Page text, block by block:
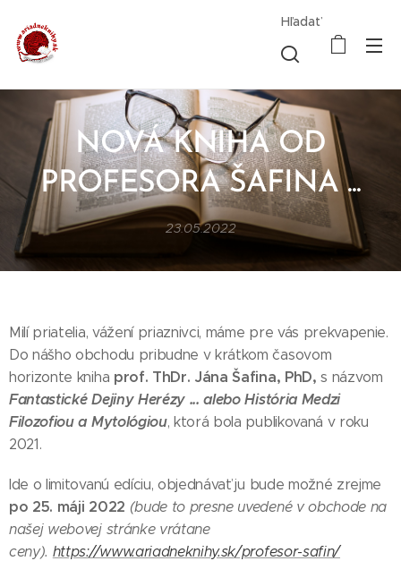
Hľadať
NOVÁ KNIHA OD
PROFESORA ŠAFINA ...
23.05.2022
Milí priatelia, vážení priaznivci, máme pre vás prekvapenie.
Do nášho obchodu pribudne v krátkom časovom
horizonte kniha prof. ThDr. Jána Šafina, PhD, s názvom
Fantastické Dejiny Herézy ... alebo História Medzi
Filozofiou a Mytológiou, ktorá bola publikovaná v roku
2021.
Ide o limitovanú edíciu, objednávať ju bude možné zrejme
po 25. máji 2022 (bude to presne uvedené v obchode na
našej webovej stránke vrátane
ceny). https://www.ariadneknihy.sk/profesor-safin/